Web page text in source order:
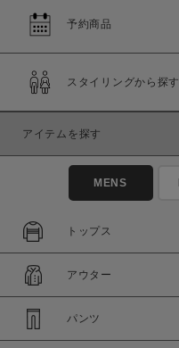
予約商品
スタイリングから探す
アイテムを探す
MENS
トップス
アウター
パンツ